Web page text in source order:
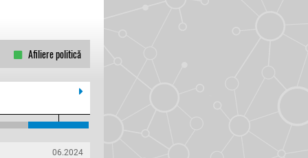
Afiliere politică
06.2024